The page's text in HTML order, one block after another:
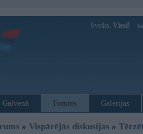
Sveiks, Viesi!
Galvenā Forums Galerijas
» Vispārējās diskusijas »